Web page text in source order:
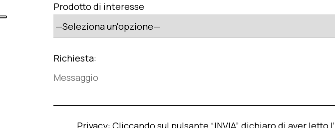
Prodotto di interesse
Richiesta:
Privacy: Cliccando sul pulsante “INVIA” dichiaro di aver letto l’